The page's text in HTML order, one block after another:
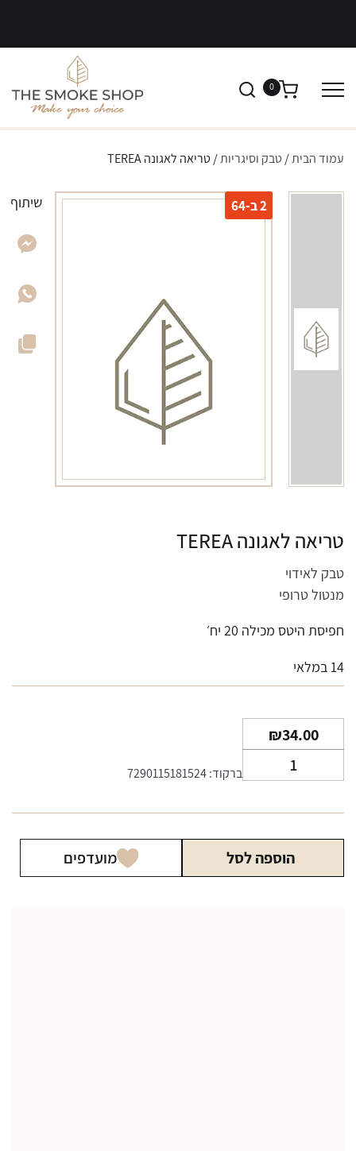
0
עמוד הבית/טבק וסיגריות/ טריאה לאגונה TEREA
2 ב-64
טריאה לאגונה TEREA
טבק לאידוי
מנטול טרופי
חפיסת היטס מכילה 20 יח׳
14 במלאי
₪34.00
של
ברקוד: 7290115181524
הוספה לסל מועדפים
שיתוף